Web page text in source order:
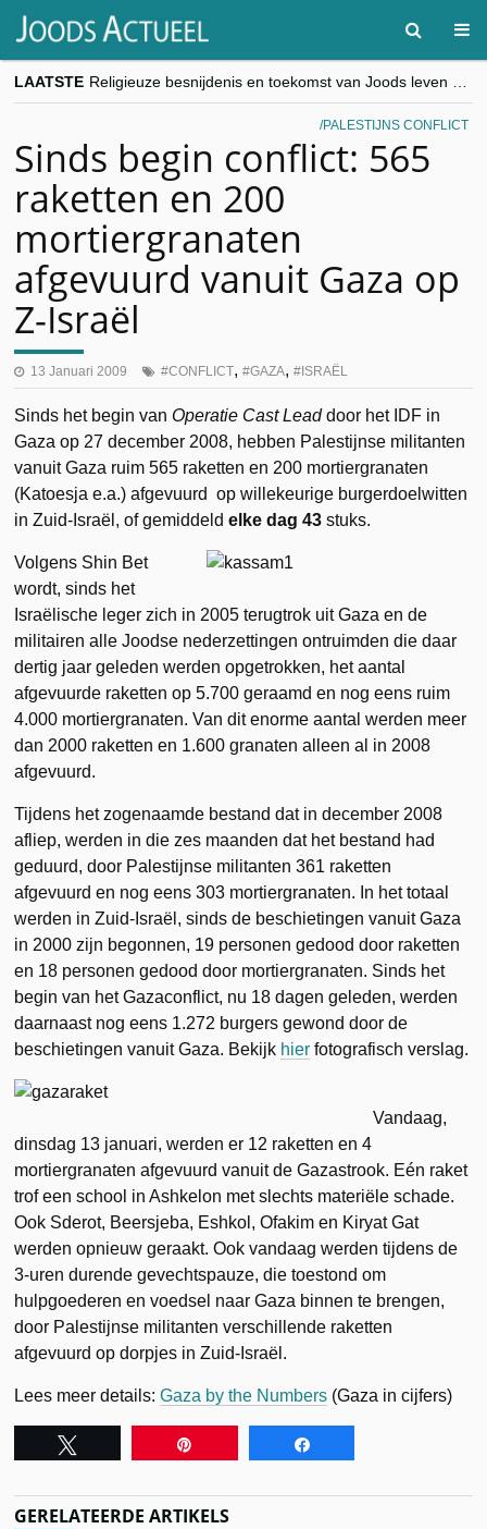
LAATSTE
“Besnijdenisdebat toont hoe moeilijk seculiere Westen minderheden begrijpt”, Jinnih Beels (Vooruit)
CITYTRIP | ROEMENIË – Boekarest: de verrassing van Oost-Europa
PALESTIJNS CONFLICT
Sinds begin conflict: 565
raketten en 200
mortiergranaten
afgevuurd vanuit Gaza op
Z-Israël
13 Januari 2009 CONFLICT, GAZA, ISRAËL
Sinds het begin vanOperatie Cast Leaddoor het IDF in
Gaza op 27 december 2008, hebben Palestijnse militanten
vanuit Gaza ruim 565 raketten en 200 mortiergranaten
(Katoesja e.a.) afgevuurd op willekeurige burgerdoelwitten
in Zuid-Israël, of gemiddeldelke dag 43 stuks.
Volgens Shin Bet
wordt, sinds het
Israëlische leger zich in 2005 terugtrok uit Gaza en de
militairen alle Joodse nederzettingen ontruimden die daar
dertig jaar geleden werden opgetrokken, het aantal
afgevuurde raketten op 5.700 geraamd en nog eens ruim
4.000 mortiergranaten. Van dit enorme aantal werden meer
dan 2000 raketten en 1.600 granaten alleen al in 2008
afgevuurd.
Tijdens het zogenaamde bestand dat in december 2008
afliep, werden in die zes maanden dat het bestand had
geduurd, door Palestijnse militanten 361 raketten
afgevuurd en nog eens 303 mortiergranaten. In het totaal
werden in Zuid-Israël, sinds de beschietingen vanuit Gaza
in 2000 zijn begonnen, 19 personen gedood door raketten
en 18 personen gedood door mortiergranaten. Sinds het
begin van het Gazaconflict, nu 18 dagen geleden, werden
daarnaast nog eens 1.272 burgers gewond door de
beschietingen vanuit Gaza. Bekijk hier fotografisch verslag.
Vandaag,
dinsdag 13 januari, werden er 12 raketten en 4
mortiergranaten afgevuurd vanuit de Gazastrook. Eén raket
trof een school in Ashkelon met slechts materiële schade.
Ook Sderot, Beersjeba, Eshkol, Ofakim en Kiryat Gat
werden opnieuw geraakt. Ook vandaag werden tijdens de
3-uren durende gevechtspauze, die toestond om
hulpgoederen en voedsel naar Gaza binnen te brengen,
door Palestijnse militanten verschillende raketten
afgevuurd op dorpjes in Zuid-Israël.
Lees meer details:Gaza by the Numbers (Gaza in cijfers)
GERELATEERDE ARTIKELS